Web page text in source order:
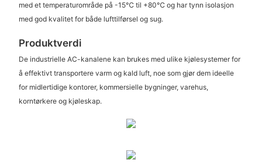
med et temperaturområde på -15℃ til +80℃ og har tynn isolasjon
med god kvalitet for både lufttilførsel og sug.
Produktverdi
De industrielle AC-kanalene kan brukes med ulike kjølesystemer for
å effektivt transportere varm og kald luft, noe som gjør dem ideelle
for midlertidige kontorer, kommersielle bygninger, varehus,
korntørkere og kjøleskap.